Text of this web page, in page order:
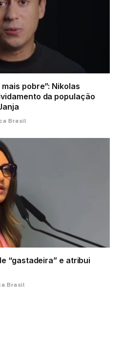
pobre”: Nikolas
da população
Brasil
“gastadeira” e atribui
Brasil